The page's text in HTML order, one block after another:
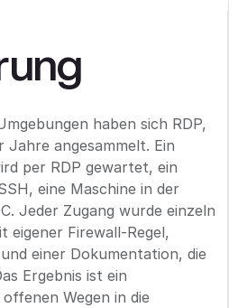
haben sich RDP,
Jahre angesammelt. Ein
per RDP gewartet, ein
eine Maschine in der
Jeder Zugang wurde einzeln
eigener Firewall-Regel,
einer Dokumentation, die
Ergebnis ist ein
Wegen in die